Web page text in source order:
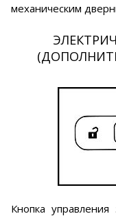
механическим
Кнопка